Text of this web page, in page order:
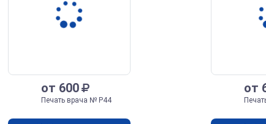
от 600
Печать врача № Р44
от